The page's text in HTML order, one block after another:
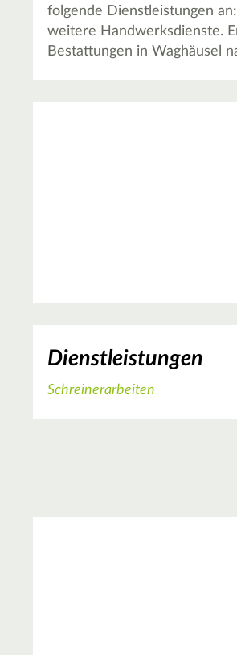
folgende Dienstleistungen
weitere Handwerksdienste.
Bestattungen in Waghäusel
Dienstleistungen
Schreinerarbeiten